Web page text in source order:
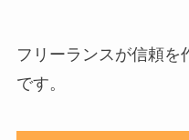
フリーランスが信頼を
です。